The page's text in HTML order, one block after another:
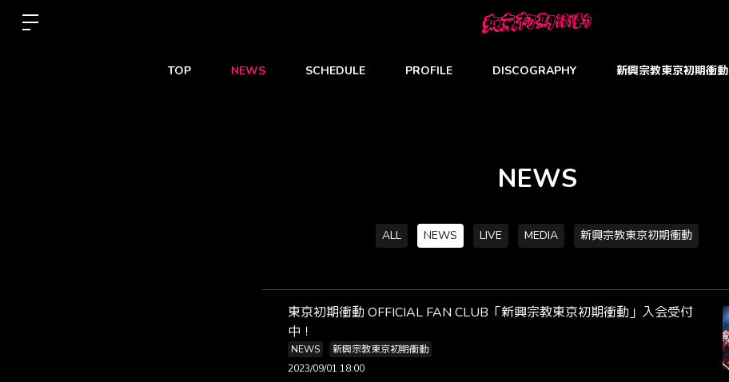
TOP NEWS SCHEDULE PROFILE DISCOGRAPHY 新興宗教東京初期衝動
NEWS
ALL NEWS LIVE MEDIA 新興宗教東京初期衝動
東京初期衝動 OFFICIAL FAN CLUB「新興宗教東京初期衝動」入会受付
中！
NEWS
新興宗教東京初期衝動
2023/09/01 18:00